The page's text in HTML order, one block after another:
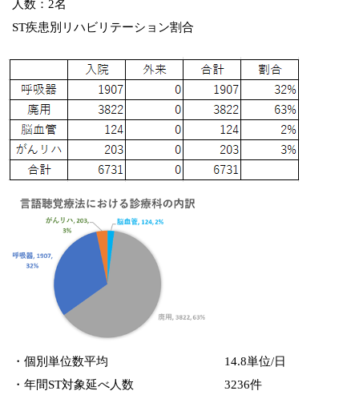
人数：2名
ST疾患別リハビリテーション割合
・個別単位数平均
14.8単位/日
・年間ST対象延べ人数
3236件